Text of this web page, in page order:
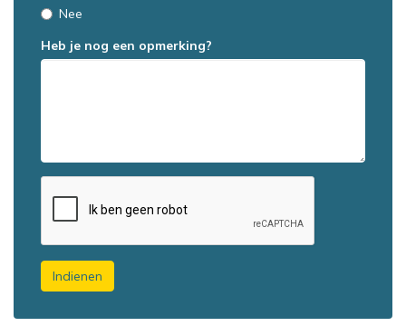
Nee
Heb je nog een opmerking?
Indienen